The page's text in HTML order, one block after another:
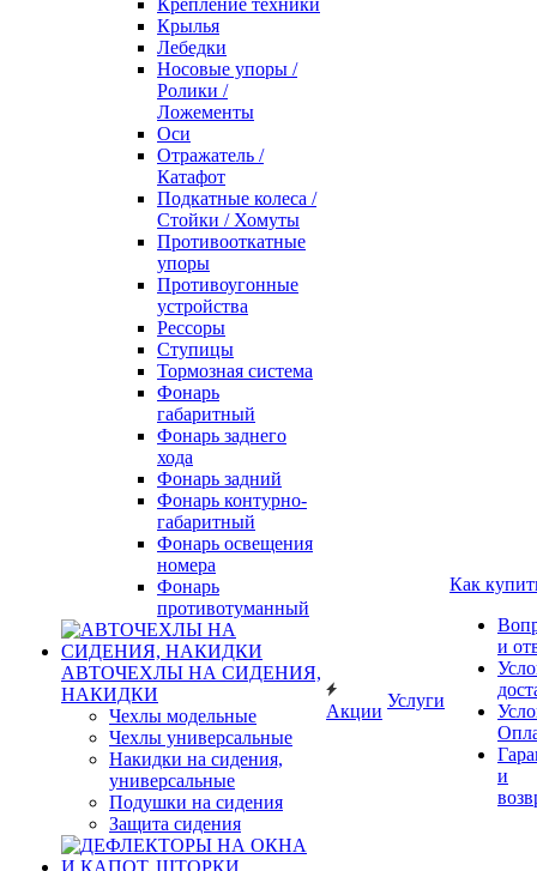
Крепление техники
Крылья
Лебедки
Носовые упоры /
Ролики /
Ложементы
Оси
Отражатель /
Катафот
Подкатные колеса /
Стойки / Хомуты
Противооткатные
упоры
Противоугонные
устройства
Рессоры
Ступицы
Тормозная система
Фонарь
габаритный
Фонарь заднего
хода
Фонарь задний
Фонарь контурно-
габаритный
Фонарь освещения
номера
Фонарь
противотуманный
АВТОЧЕХЛЫ НА СИДЕНИЯ,
НАКИДКИ
Чехлы модельные
Чехлы универсальные
Накидки на сидения,
универсальные
Подушки на сидения
Защита сидения
Акции
Услуги
Как
и
и